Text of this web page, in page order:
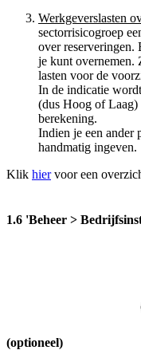
Werkgeverslasten
sectorrisicogroep
over reserveringen.
je kunt overnemen.
lasten voor de
In de indicatie
(dus Hoog of
berekening.
Indien je een ander
handmatig ingeven.
Klik hiervoor een
1.6 'Beheer >
(optioneel)